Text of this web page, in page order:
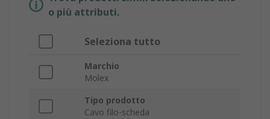
o più attributi.
Seleziona tutto
Marchio
Molex
Tipo prodotto
Cavo filo-scheda